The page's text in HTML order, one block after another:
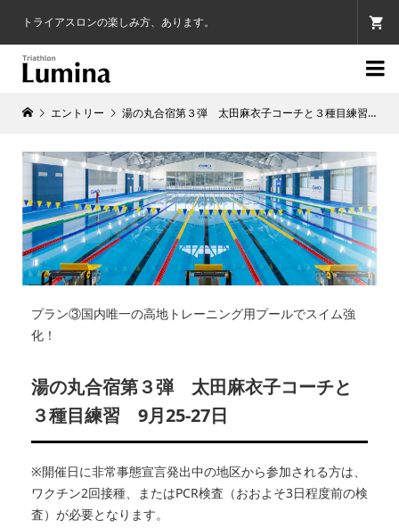
トライアスロンの楽しみ方、あります。

エントリー 湯の丸合宿第３弾 太田麻衣子コーチと３種目練習 9月25-27日
プラン③国内唯一の高地トレーニング用プールでスイム強
化！
湯の丸合宿第３弾 太田麻衣子コーチと
３種目練習 9月25-27日
※開催日に非常事態宣言発出中の地区から参加される方は、
ワクチン2回接種、またはPCR検査（おおよそ3日程度前の検
査）が必要となります。